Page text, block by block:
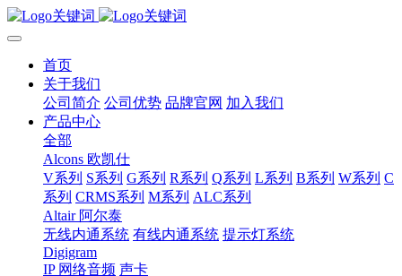
首页
关于我们
公司简介 公司优势 品牌官网 加入我们
产品中心
全部
Alcons 欧凯仕
V系列 S系列 G系列 R系列 Q系列 L系列 B系列 W系列 C
系列 CRMS系列 M系列 ALC系列
Altair 阿尔泰
无线内通系统 有线内通系统 提示灯系统
Digigram
IP 网络音频 声卡